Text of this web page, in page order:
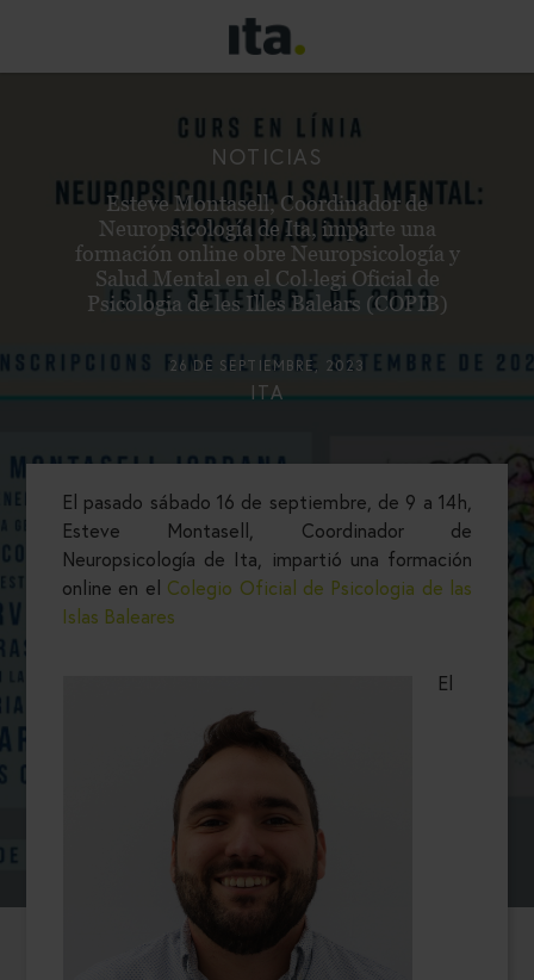
NOTICIAS
Esteve Montasell, Coordinador de
Neuropsicología de Ita, imparte una
formación online obre Neuropsicología y
Salud Mental en el Col·legi Oficial de
Psicologia de les Illes Balears (COPIB)
26 DE SEPTIEMBRE, 2023
ITA
El pasado sábado 16 de septiembre, de 9 a 14h,
Esteve Montasell, Coordinador de
Neuropsicología de Ita, impartió una formación
online en el Colegio Oficial de Psicologia de las
Islas Baleares
El